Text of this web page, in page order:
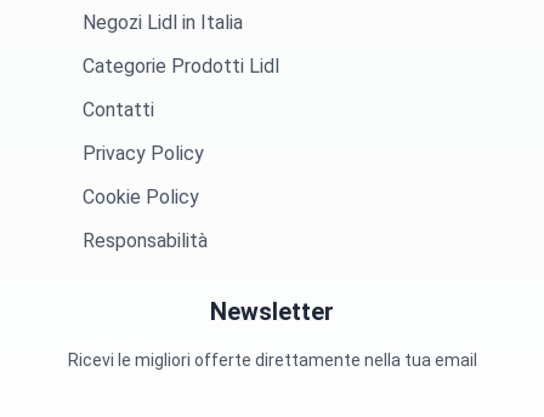
Negozi Lidl in Italia
Categorie Prodotti Lidl
Contatti
Privacy Policy
Cookie Policy
Responsabilità
Newsletter
Ricevi le migliori offerte direttamente nella tua email